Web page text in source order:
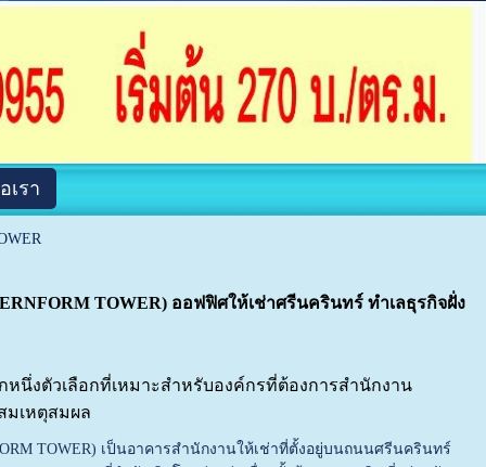
เรา
TOWER) ออฟฟิศให้เช่าศรีนครินทร์ ทำเลธุรกิจฝั่ง
กหนึ่งตัวเลือกที่เหมาะสำหรับองค์กรที่ต้องการสำนักงาน
เหตุสมผล
TOWER) เป็นอาคารสำนักงานให้เช่าที่ตั้งอยู่บนถนนศรีนครินทร์